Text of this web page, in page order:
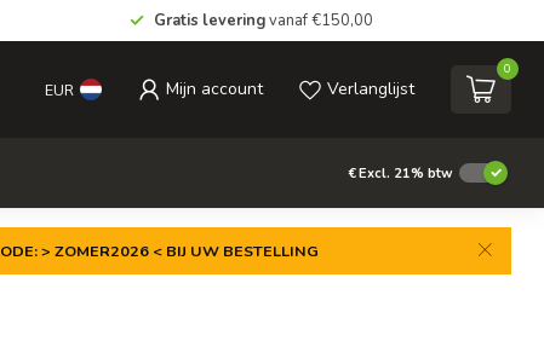
Gratis leveringvanaf €150,00
EUR Mijn account Verlanglijst
0
€Excl. 21% btw
> ZOMER2026 < BIJ UW BESTELLING